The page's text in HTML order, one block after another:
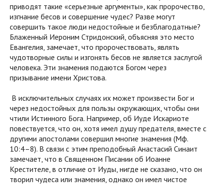
приводят такие «серьезные аргументы», как пророчество,
изгнание бесов и совершение чудес? Разве могут
совершить такое люди недостойные и безблагодатные?
Блаженный Иероним Стридонский, объясняя это место
Евангелия, замечает, что пророчествовать, являть
чудотворные силы и изгонять бесов не является заслугой
человека. Эти знамения подаются Богом через
призывание имени Христова.
В исключительных случаях их может произвести Бог и
через недостойных для пользы окружающих, чтобы они
чтили Истинного Бога. Например, об Иуде Искариоте
повествуется, что он, хотя имел душу предателя, вместе с
другими апостолами совершил многие знамения (Мф.
10:4–8). В связи с этим преподобный Анастасий Синаит
замечает, что в Священном Писании об Иоанне
Крестителе, в отличие от Иуды, нигде не сказано, что он
творил чудеса или знамения, однако он имел чистое